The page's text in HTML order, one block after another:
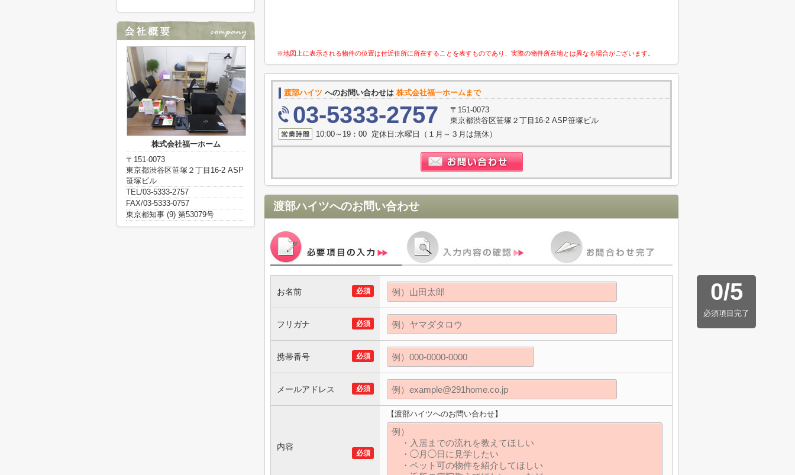
※地図上に表示される物件の位置は付近住所に所在することを表すものであり、実際の物件所在地とは異なる場合がございます。
渡部ハイツ へのお問い合わせは 株式会社福一ホームまで
03-5333-2757
〒151-0073
東京都渋谷区笹塚２丁目16-2 ASP笹塚ビル
10:00～19：00 定休日:水曜日（１月～３月は無休）
渡部ハイツへのお問い合わせ
0/5
必須項目完了
必須
お名前
必須
フリガナ
必須
携帯番号
必須
メールアドレス
必須
内容
【渡部ハイツへのお問い合わせ】
株式会社福一ホーム
〒151-0073
東京都渋谷区笹塚２丁目16-2 ASP
笹塚ビル
TEL/03-5333-2757
FAX/03-5333-0757
東京都知事 (9) 第53079号